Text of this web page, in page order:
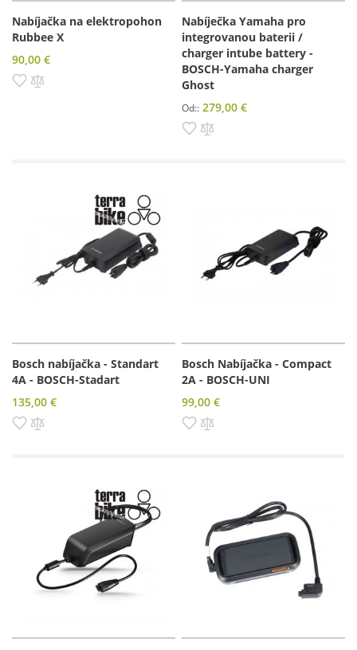
Nabíjačka na elektropohon
Rubbee X
90,00 €
Pridať do zoznamu prianí
Nabíječka Yamaha pro
integrovanou baterii /
charger intube battery -
BOSCH-Yamaha charger
Ghost
Od: 279,00 €
Pridať do zoznamu prianí
Bosch nabíjačka - Standart
4A - BOSCH-Stadart
135,00 €
Pridať do zoznamu prianí
Bosch Nabíjačka - Compact
2A - BOSCH-UNI
99,00 €
Pridať do zoznamu prianí